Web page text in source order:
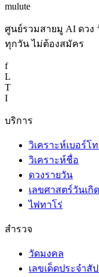
mulute
ศูนย์รวมสายมู AI ดวง
ทุกวัน ไม่ต้องสมัคร
f
L
T
I
บริการ
วิเคราะห์เบอร์โ
วิเคราะห์ชื่อ
ดวงรายวัน
เลขศาสตร์วันเกิด
ไพ่ทาโร่
สำรวจ
วัดมงคล
เลขเด็ดประจำสั